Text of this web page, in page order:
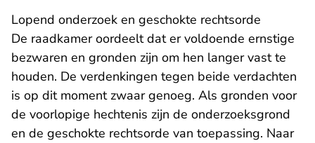
Lopend onderzoek en geschokte rechtsorde
De raadkamer oordeelt dat er voldoende ernstige
bezwaren en gronden zijn om hen langer vast te
houden. De verdenkingen tegen beide verdachten
is op dit moment zwaar genoeg. Als gronden voor
de voorlopige hechtenis zijn de onderzoeksgrond
en de geschokte rechtsorde van toepassing. Naar